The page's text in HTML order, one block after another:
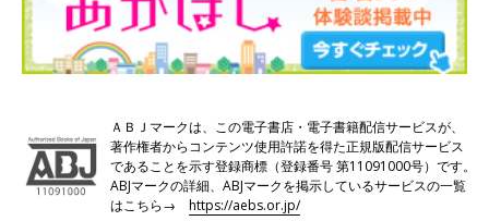
ＡＢＪマークは、この電子書店・電子書籍配信サービスが、
著作権者からコンテンツ使用許諾を得た正規版配信サービス
であることを示す登録商標（登録番号 第11091000号）です。
ABJマークの詳細、ABJマークを掲示しているサービスの一覧
はこちら→https://aebs.or.jp/